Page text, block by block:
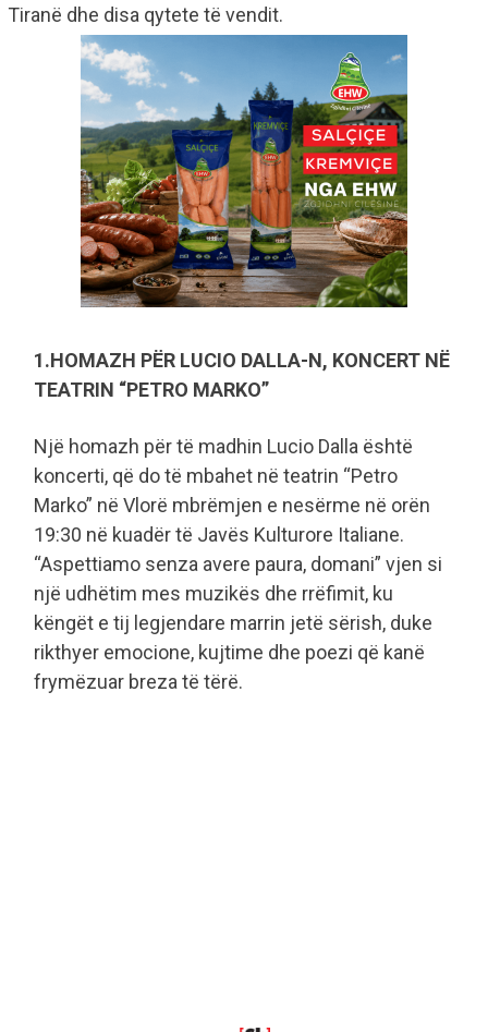
Tiranë dhe disa qytete të vendit.
1.HOMAZH PËR LUCIO DALLA-N, KONCERT NË
TEATRIN “PETRO MARKO”
Një homazh për të madhin Lucio Dalla është
koncerti, që do të mbahet në teatrin “Petro
Marko” në Vlorë mbrëmjen e nesërme në orën
19:30 në kuadër të Javës Kulturore Italiane.
“Aspettiamo senza avere paura, domani” vjen si
një udhëtim mes muzikës dhe rrëfimit, ku
këngët e tij legjendare marrin jetë sërish, duke
rikthyer emocione, kujtime dhe poezi që kanë
frymëzuar breza të tërë.